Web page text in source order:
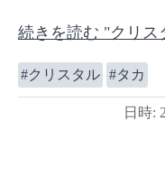
続きを読む "クリス
クリスタル タカ
日時: